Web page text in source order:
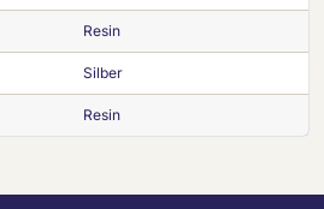
Resin
Silber
Resin